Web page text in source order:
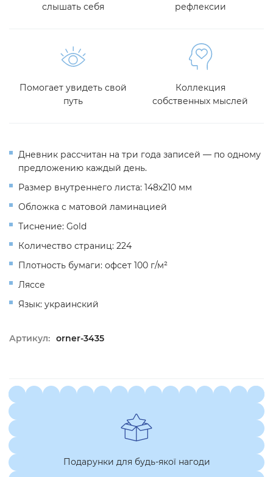
слышать себя
рефлексии
Помогает увидеть свой
путь
Коллекция
собственных мыслей
Дневник рассчитан на три года записей — по одному
предложению каждый день.
Размер внутреннего листа: 148х210 мм
Обложка с матовой ламинацией
Тиснение: Gold
Количество страниц: 224
Плотность бумаги: офсет 100 г/м²
Ляссе
Язык: украинский
Артикул: orner-3435
Подарунки для будь-якої нагоди